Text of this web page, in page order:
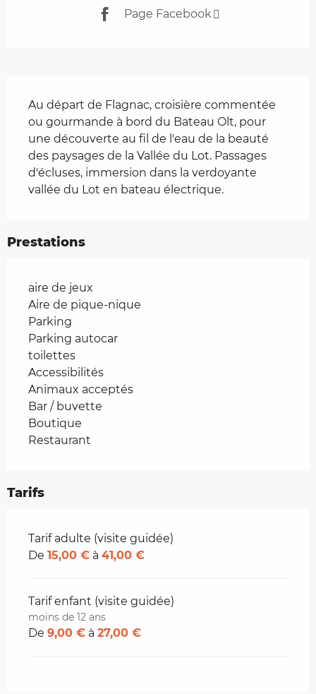
Page Facebook
Au départ de Flagnac, croisière commentée
ou gourmande à bord du Bateau Olt, pour
une découverte au fil de l'eau de la beauté
des paysages de la Vallée du Lot. Passages
d'écluses, immersion dans la verdoyante
vallée du Lot en bateau électrique.
Prestations
aire de jeux
Aire de pique-nique
Parking
Parking autocar
toilettes
Accessibilités
Animaux acceptés
Bar / buvette
Boutique
Restaurant
Tarifs
Tarifs 2026
Tarif adulte (visite guidée)
De 15,00 € à 41,00 €
Tarif enfant (visite guidée)
moins de 12 ans
De 9,00 € à 27,00 €